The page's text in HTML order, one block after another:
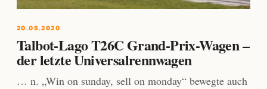
20.05.2020
Talbot-Lago T26C Grand-Prix-Wagen –
der letzte Universalrennwagen
… n. „Win on sunday, sell on monday“ bewegte auch